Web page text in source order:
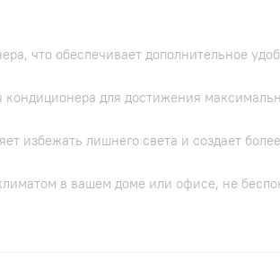
что обеспечивает дополнительное
для достижения
избежать лишнего света и создает
в вашем доме или офисе, не